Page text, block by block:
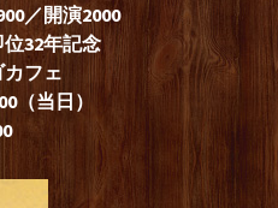
／開演2000
32年記念
フェ
（当日）